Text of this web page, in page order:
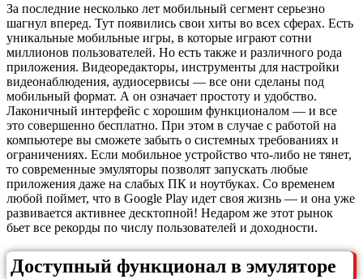
За последние несколько лет мобильный сегмент серьезно
шагнул вперед. Тут появились свои хиты во всех сферах. Есть
уникальные мобильные игры, в которые играют сотни
миллионов пользователей. Но есть также и различного рода
приложения. Видеоредакторы, инструменты для настройки
видеонаблюдения, аудиосервисы — все они сделаны под
мобильный формат. А он означает простоту и удобство.
Лаконичный интерфейс с хорошим функционалом — и все
это совершенно бесплатно. При этом в случае с работой на
компьютере вы сможете забыть о системных требованиях и
ограничениях. Если мобильное устройство что-либо не тянет,
то современные эмуляторы позволят запускать любые
приложения даже на слабых ПК и ноутбуках. Со временем
любой поймет, что в Google Play идет своя жизнь — и она уже
развивается активнее десктопной! Недаром же этот рынок
бьет все рекорды по числу пользователей и доходности.
Доступный функционал в эмуляторе